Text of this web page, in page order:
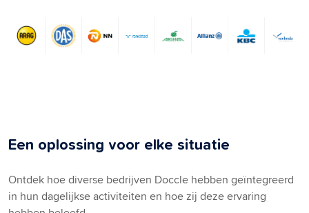
Een oplossing voor elke situatie
Ontdek hoe diverse bedrijven Doccle hebben geïntegreerd
in hun dagelijkse activiteiten en hoe zij deze ervaring